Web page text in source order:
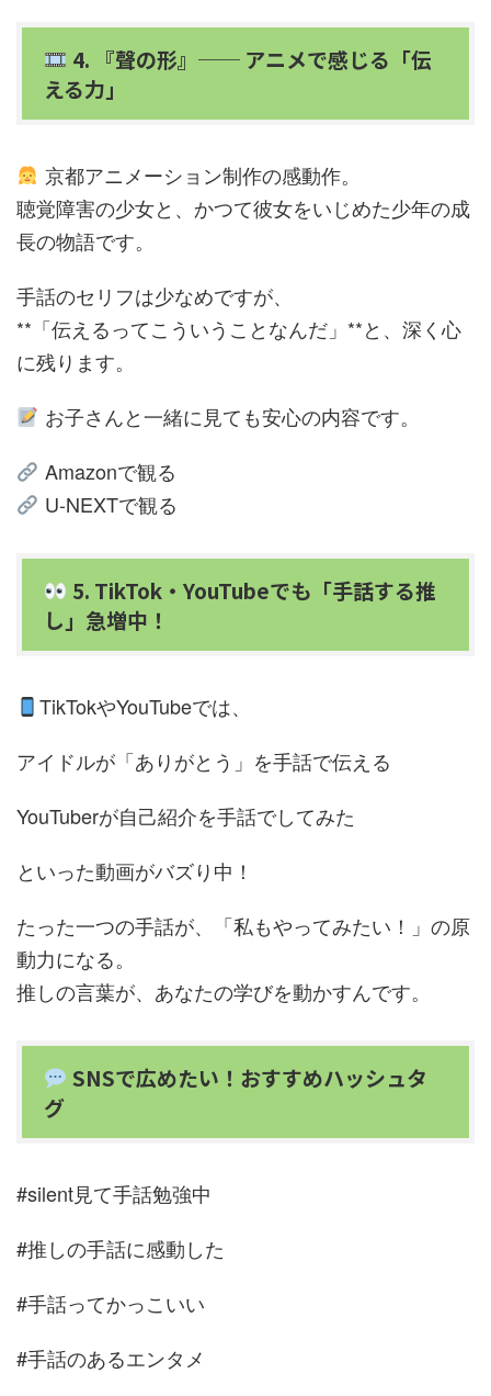
4. 『聲の形』── アニメで感じる「伝
える力」
京都アニメーション制作の感動作。
聴覚障害の少女と、かつて彼女をいじめた少年の成
長の物語です。
手話のセリフは少なめですが、
**「伝えるってこういうことなんだ」**と、深く心
に残ります。
お子さんと一緒に見ても安心の内容です。
Amazonで観る
U-NEXTで観る
5. TikTok・YouTubeでも「手話する推
し」急増中！
TikTokやYouTubeでは、
アイドルが「ありがとう」を手話で伝える
YouTuberが自己紹介を手話でしてみた
といった動画がバズり中！
たった一つの手話が、「私もやってみたい！」の原
動力になる。
推しの言葉が、あなたの学びを動かすんです。
SNSで広めたい！おすすめハッシュタ
グ
#silent見て手話勉強中
#推しの手話に感動した
#手話ってかっこいい
#手話のあるエンタメ